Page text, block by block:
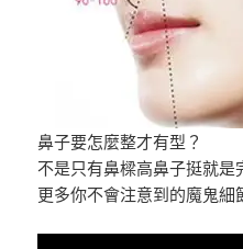
鼻子要怎麼整才有型？
不是只有鼻樑高鼻子挺就
更多你不會注意到的魔鬼細